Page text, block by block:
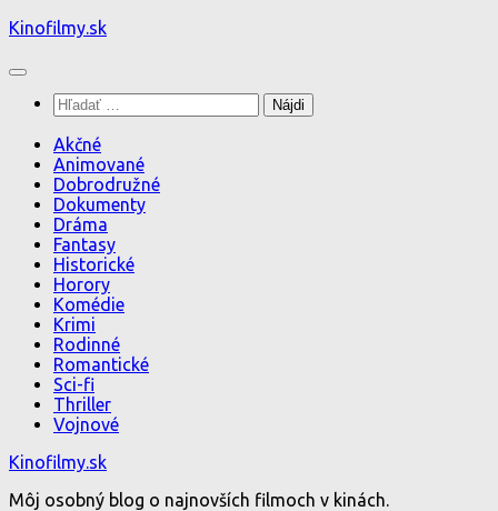
Preskočiť
obsah
Kinofilmy.sk
Hľadať:
Akčné
Animované
Dobrodružné
Dokumenty
Dráma
Fantasy
Historické
Horory
Komédie
Krimi
Rodinné
Romantické
Sci-fi
Thriller
Vojnové
Kinofilmy.sk
Môj osobný blog o najnovších filmoch v kinách.